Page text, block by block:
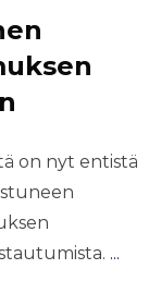
on nyt entistä
...